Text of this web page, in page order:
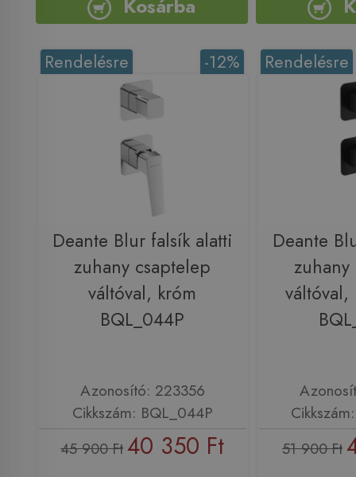
Kosárba
-12%
Rendelésre
Deante Blur falsík alatti
zuhany csaptelep
váltóval, króm
BQL_044P
Azonosító: 223356
Cikkszám: BQL_044P
45 900 Ft40 350 Ft
Rendelésre
Deante
váltóval,
51 900 Ft